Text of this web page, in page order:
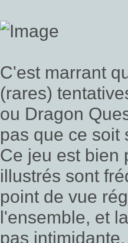
C'est marrant
(rares)
ou Dragon
pas que ce soit
Ce jeu est bien
illustrés sont
point de vue
l'ensemble, et
pas